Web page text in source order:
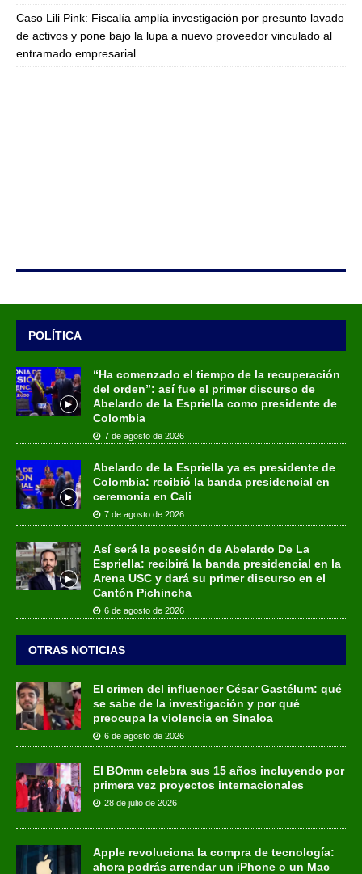
Caso Lili Pink: Fiscalía amplía investigación por presunto lavado
de activos y pone bajo la lupa a nuevo proveedor vinculado al
entramado empresarial
POLÍTICA
“Ha comenzado el tiempo de la recuperación
del orden”: así fue el primer discurso de
Abelardo de la Espriella como presidente de
Colombia
7 de agosto de 2026
Abelardo de la Espriella ya es presidente de
Colombia: recibió la banda presidencial en
ceremonia en Cali
7 de agosto de 2026
Así será la posesión de Abelardo De La
Espriella: recibirá la banda presidencial en la
Arena USC y dará su primer discurso en el
Cantón Pichincha
6 de agosto de 2026
OTRAS NOTICIAS
El crimen del influencer César Gastélum: qué
se sabe de la investigación y por qué
preocupa la violencia en Sinaloa
6 de agosto de 2026
El BOmm celebra sus 15 años incluyendo por
primera vez proyectos internacionales
28 de julio de 2026
Apple revoluciona la compra de tecnología:
ahora podrás arrendar un iPhone o un Mac